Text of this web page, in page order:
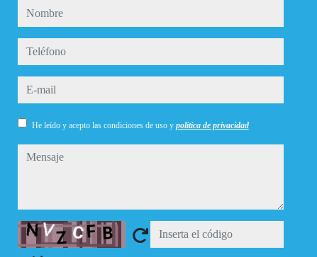
nombre
teléfono
e-mail
He leído y acepto las condiciones de uso y política de privacidad
mensaje
Captcha